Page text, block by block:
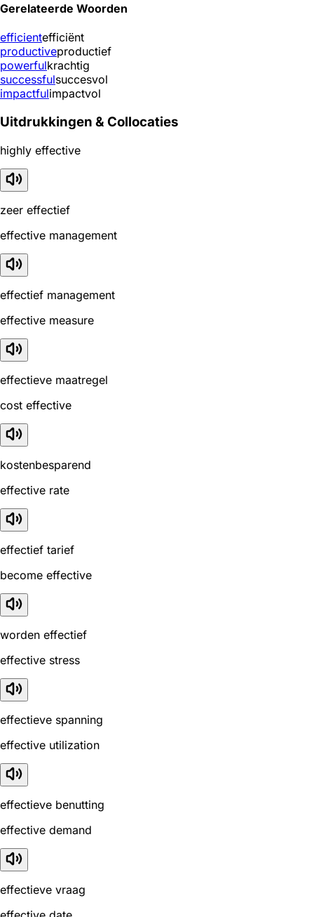
Gerelateerde Woorden
efficientefficiënt
productiveproductief
powerfulkrachtig
successfulsuccesvol
impactfulimpactvol
Uitdrukkingen & Collocaties
highly effective
zeer effectief
effective management
effectief management
effective measure
effectieve maatregel
cost effective
kostenbesparend
effective rate
effectief tarief
become effective
worden effectief
effective stress
effectieve spanning
effective utilization
effectieve benutting
effective demand
effectieve vraag